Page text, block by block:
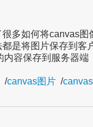
多如何将canvas图
是将图片保存到客
内容保存到服务器端
/canvas图片 /canvas